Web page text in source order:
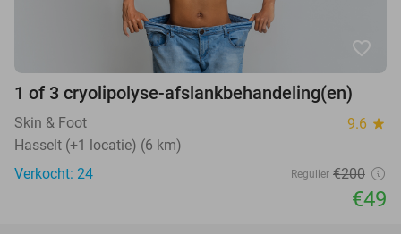
favorite_border
1 of 3 cryolipolyse-afslankbehandeling(en)
Skin & Foot 9.6 star
Hasselt (+1 locatie) (6 km)
Verkocht: 24
Regulier €200
€49